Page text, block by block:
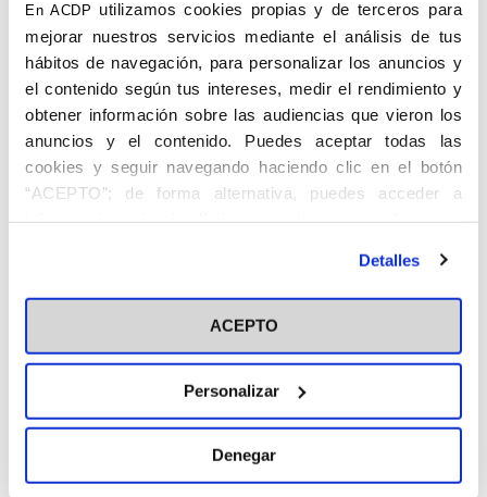
En ACDP utilizamos cookies propias y de terceros para
mejorar nuestros servicios mediante el análisis de tus
hábitos de navegación, para personalizar los anuncios y
el contenido según tus intereses, medir el rendimiento y
obtener información sobre las audiencias que vieron los
anuncios y el contenido. Puedes aceptar todas las
cookies y seguir navegando haciendo clic en el botón
“ACEPTO”; de forma alternativa, puedes acceder a
información más detallada y cambiar tus preferencias
en el botón "Personalizar". Para más información puedes
visitar nuestra Política de Cookies
Detalles
ACEPTO
Personalizar
Denegar